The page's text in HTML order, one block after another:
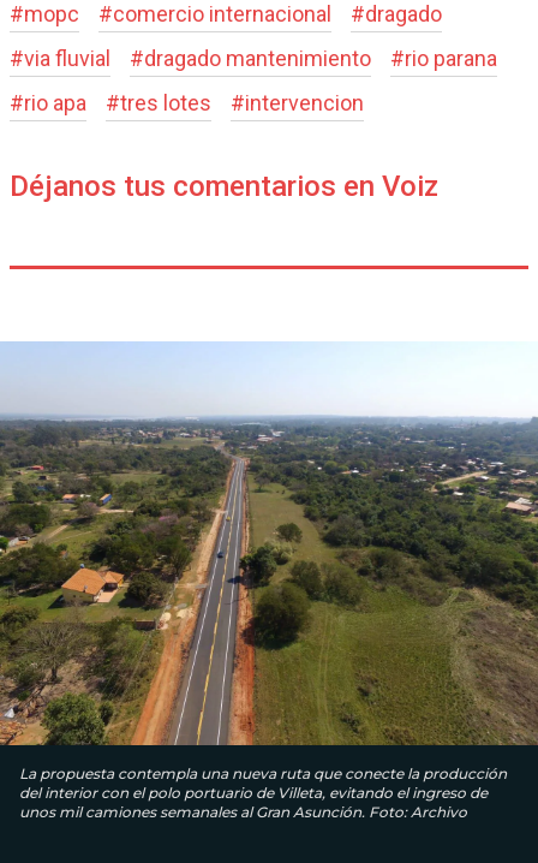
#mopc #comercio internacional #dragado
#via fluvial #dragado mantenimiento #rio parana
#rio apa #tres lotes #intervencion
Déjanos tus comentarios en Voiz
La propuesta contempla una nueva ruta que conecte la producción
del interior con el polo portuario de Villeta, evitando el ingreso de
unos mil camiones semanales al Gran Asunción. Foto: Archivo